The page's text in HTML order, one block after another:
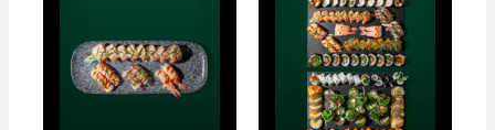
71.
Deluxe
dinner
kiekis:
Akebono